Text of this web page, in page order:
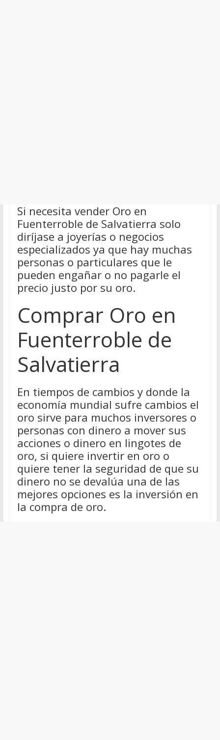
Si necesita vender Oro en
Fuenterroble de Salvatierra solo
diríjase a joyerías o negocios
especializados ya que hay muchas
personas o particulares que le
pueden engañar o no pagarle el
precio justo por su oro.
Comprar Oro en
Fuenterroble de
Salvatierra
En tiempos de cambios y donde la
economía mundial sufre cambios el
oro sirve para muchos inversores o
personas con dinero a mover sus
acciones o dinero en lingotes de
oro, si quiere invertir en oro o
quiere tener la seguridad de que su
dinero no se devalúa una de las
mejores opciones es la inversión en
la compra de oro.